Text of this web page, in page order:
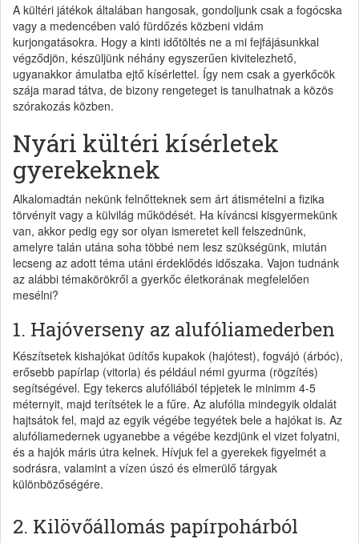
A kültéri játékok általában hangosak, gondoljunk csak a fogócska
vagy a medencében való fürdőzés közbeni vidám
kurjongatásokra. Hogy a kinti időtöltés ne a mi fejfájásunkkal
végződjön, készüljünk néhány egyszerűen kivitelezhető,
ugyanakkor ámulatba ejtő kísérlettel. Így nem csak a gyerkőcök
szája marad tátva, de bizony rengeteget is tanulhatnak a közös
szórakozás közben.
Nyári kültéri kísérletek
gyerekeknek
Alkalomadtán nekünk felnőtteknek sem árt átismételni a fizika
törvényit vagy a külvilág működését. Ha kíváncsi kisgyermekünk
van, akkor pedig egy sor olyan ismeretet kell felszednünk,
amelyre talán utána soha többé nem lesz szükségünk, miután
lecseng az adott téma utáni érdeklődés időszaka. Vajon tudnánk
az alábbi témakörökről a gyerkőc életkorának megfelelően
mesélni?
1. Hajóverseny az alufóliamederben
Készítsetek kishajókat üdítős kupakok (hajótest), fogvájó (árbóc),
erősebb papírlap (vitorla) és például némi gyurma (rögzítés)
segítségével. Egy tekercs alufóliából tépjetek le minimm 4-5
méternyit, majd terítsétek le a fűre. Az alufólia mindegyik oldalát
hajtsátok fel, majd az egyik végébe tegyétek bele a hajókat is. Az
alufóliamedernek ugyanebbe a végébe kezdjünk el vizet folyatni,
és a hajók máris útra kelnek. Hívjuk fel a gyerekek figyelmét a
sodrásra, valamint a vízen úszó és elmerülő tárgyak
különbözőségére.
2. Kilövőállomás papírpohárból